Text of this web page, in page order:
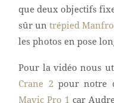
que deux objectifs
sûr untrépied
les photos en pose
Pour la vidéo nous
Crane 2pour notre
Mavic Pro 1 car